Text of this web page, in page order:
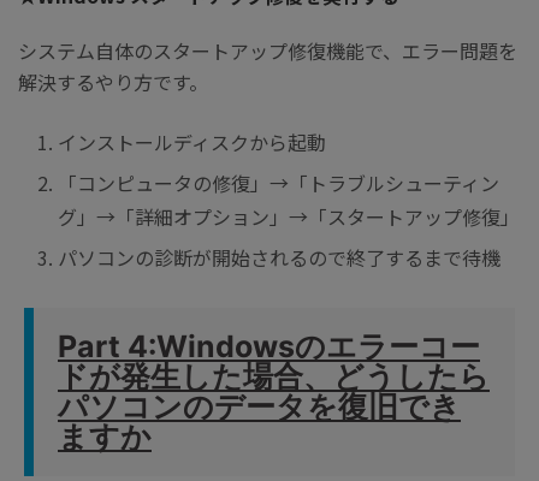
システム自体のスタートアップ修復機能で、エラー問題を
解決するやり方です。
インストールディスクから起動
「コンピュータの修復」→「トラブルシューティン
グ」→「詳細オプション」→「スタートアップ修復」
パソコンの診断が開始されるので終了するまで待機
Part 4:Windowsのエラーコー
ドが発生した場合、どうしたら
パソコンのデータを復旧でき
ますか